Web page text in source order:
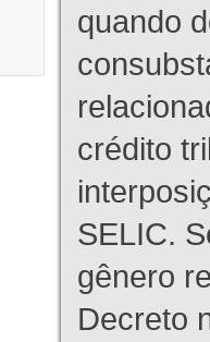
quando
crédito
SELIC.
gênero
Decreto